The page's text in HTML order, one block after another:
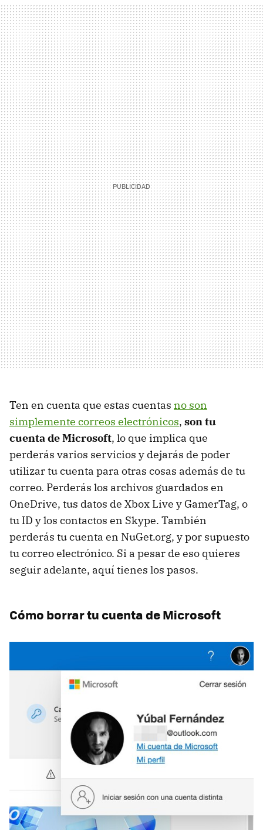
Ten en cuenta que estas cuentas no son
simplemente correos electrónicos, son tu
cuenta de Microsoft, lo que implica que
perderás varios servicios y dejarás de poder
utilizar tu cuenta para otras cosas además de tu
correo. Perderás los archivos guardados en
OneDrive, tus datos de Xbox Live y GamerTag, o
tu ID y los contactos en Skype. También
perderás tu cuenta en NuGet.org, y por supuesto
tu correo electrónico. Si a pesar de eso quieres
seguir adelante, aquí tienes los pasos.
Cómo borrar tu cuenta de Microsoft